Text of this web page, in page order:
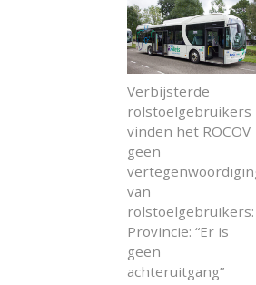
Verbijsterde
rolstoelgebruikers
vinden het ROCOV
geen
vertegenwoordiging
van
rolstoelgebruikers:
Provincie: “Er is
geen
achteruitgang”